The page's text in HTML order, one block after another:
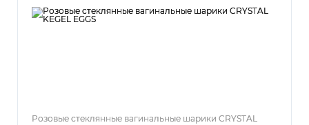
Розовые стеклянные вагинальные шарики CRYSTAL